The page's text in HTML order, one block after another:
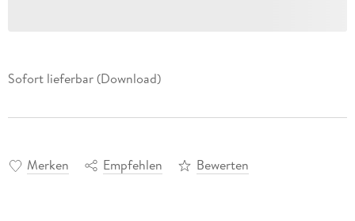
Sofort lieferbar (Download)
Merken Empfehlen Bewerten